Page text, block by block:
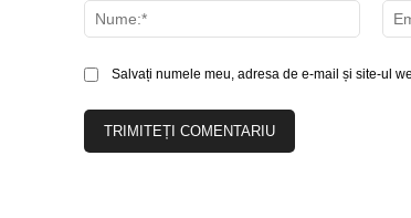
Nume:*
Salvați numele meu, adresa de e-mail și site-ul